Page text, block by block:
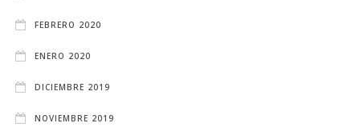
FEBRERO 2020
ENERO 2020
DICIEMBRE 2019
NOVIEMBRE 2019